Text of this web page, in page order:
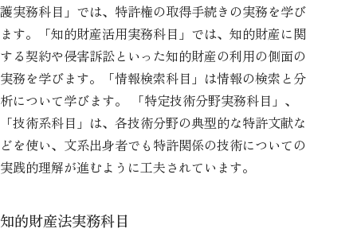
護実務科目」では、特許権の取得手続きの実務を学び
ます。「知的財産活用実務科目」では、知的財産に関
する契約や侵害訴訟といった知的財産の利用の側面の
実務を学びます。「情報検索科目」は情報の検索と分
析について学びます。 「特定技術分野実務科目」、
「技術系科目」は、各技術分野の典型的な特許文献な
どを使い、文系出身者でも特許関係の技術についての
実践的理解が進むように工夫されています。
知的財産法実務科目